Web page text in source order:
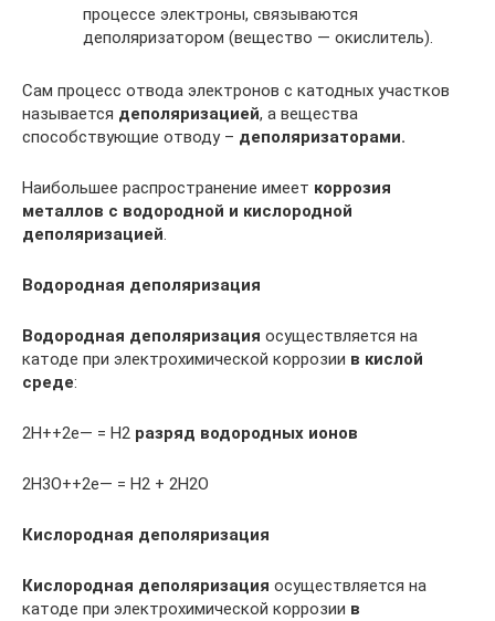
процессе электроны, связываются
деполяризатором (вещество — окислитель).
Сам процесс отвода электронов с катодных участков
называется деполяризацией, а вещества
способствующие отводу – деполяризаторами.
Наибольшее распространение имеет коррозия
металлов с водородной и кислородной
деполяризацией.
Водородная деполяризация
Водородная деполяризация осуществляется на
катоде при электрохимической коррозии в кислой
среде:
2H++2e— = H2 разряд водородных ионов
2H3O++2e— = H2 + 2H2O
Кислородная деполяризация
Кислородная деполяризация осуществляется на
катоде при электрохимической коррозии в